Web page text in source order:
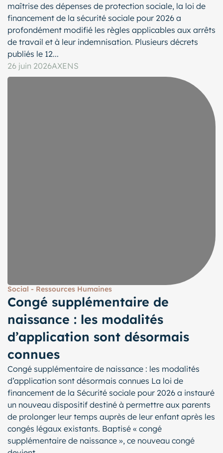
maîtrise des dépenses de protection sociale, la loi de
financement de la sécurité sociale pour 2026 a
profondément modifié les règles applicables aux arrêts
de travail et à leur indemnisation. Plusieurs décrets
publiés le 12...
26 juin 2026AXENS
Social - Ressources Humaines
Congé supplémentaire de
naissance : les modalités
d’application sont désormais
connues
Congé supplémentaire de naissance : les modalités
d’application sont désormais connues La loi de
financement de la Sécurité sociale pour 2026 a instauré
un nouveau dispositif destiné à permettre aux parents
de prolonger leur temps auprès de leur enfant après les
congés légaux existants. Baptisé « congé
supplémentaire de naissance », ce nouveau congé